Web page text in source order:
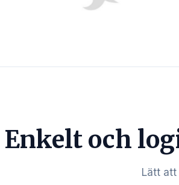
Enkelt och
Lätt att